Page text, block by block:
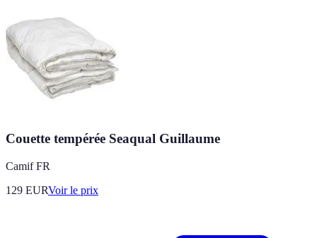
Couette tempérée Seaqual Guillaume
Camif FR
129 EURVoir le prix